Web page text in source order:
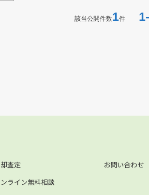
該当公開件数1件
査定
ライン無料相談
お問い合わせ